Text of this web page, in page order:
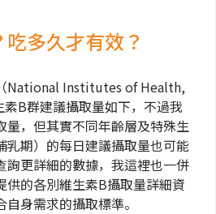
多久才有效？
National Institutes of Health,
B群建議攝取量如下，不過我
量，但其實不同年齡層及特殊生
乳期）的每日建議攝取量也可能
詢更詳細的數據，我這裡也一併
供的各別維生素B攝取量詳細資
身需求的攝取標準。